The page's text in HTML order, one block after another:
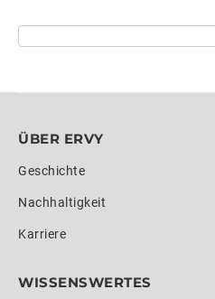
ÜBER ERVY
Geschichte
Nachhaltigkeit
Karriere
WISSENSWERTES